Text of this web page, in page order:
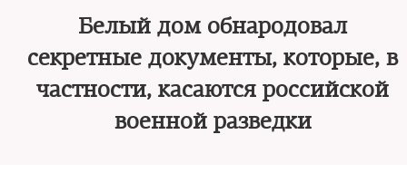
Белый дом обнародовал
секретные документы, которые, в
частности, касаются российской
военной разведки